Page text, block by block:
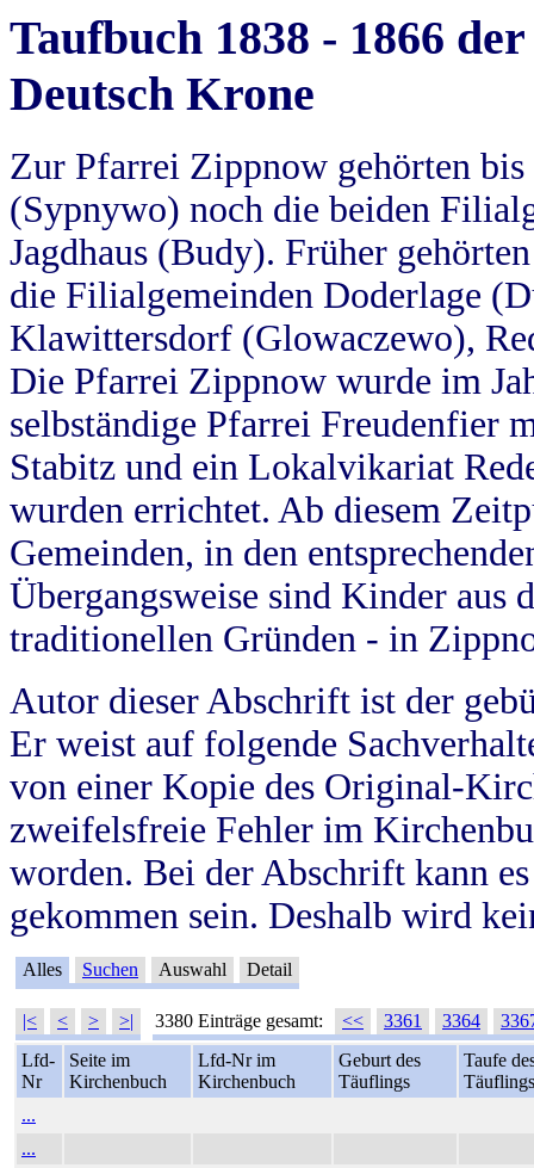
Taufbuch 1838 - 1866
Deutsch Krone
Zur Pfarrei Zippnow gehörten
(Sypnywo) noch die beiden
Jagdhaus (Budy). Früher
die Filialgemeinden Doderlage
Klawittersdorf (Glowaczewo),
Die Pfarrei Zippnow wurde im
selbständige Pfarrei Freudenfier
Stabitz und ein Lokalvikariat
wurden errichtet. Ab diesem
Gemeinden, in den
Übergangsweise sind Kinder aus
traditionellen Gründen - in
Autor dieser Abschrift ist der
Er weist auf folgende
von einer Kopie des Original-
zweifelsfreie Fehler im
worden. Bei der Abschrift kann
gekommen sein. Deshalb wird
Alles Suchen Auswahl Detail
|< < > >| 3380 Einträge gesamt: << 3361 3364
Lfd-
Nr
Seite im
Kirchenbuch
Lfd-Nr im
Kirchenbuch
Geburt des
Täuflings
Taufe
Täuflings
...
...